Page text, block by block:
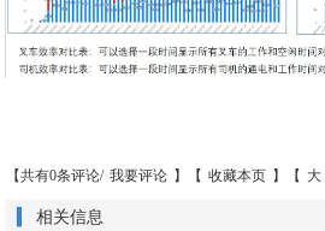
【共有0条评论/ 我要评论 】【 收藏本页 】【 大
相关信息